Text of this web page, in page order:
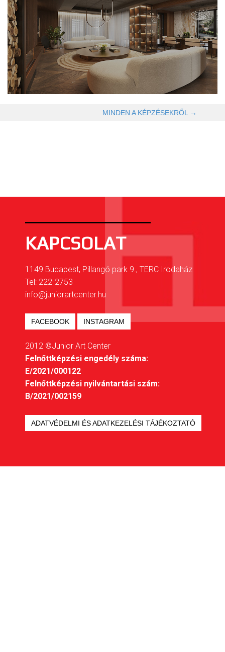
MINDEN A KÉPZÉSEKRŐL →
KAPCSOLAT
1149 Budapest, Pillangó park 9., TERC Irodaház
Tel: 222-2753
info@juniorartcenter.hu
FACEBOOK INSTAGRAM
2012 ©Junior Art Center
Felnőttképzési engedély száma:
E/2021/000122
Felnőttképzési nyilvántartási szám:
B/2021/002159
ADATVÉDELMI ÉS ADATKEZELÉSI TÁJÉKOZTATÓ